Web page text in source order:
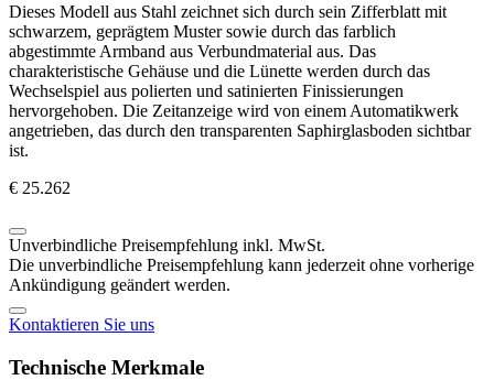
Dieses Modell aus Stahl zeichnet sich durch sein Zifferblatt mit
schwarzem, geprägtem Muster sowie durch das farblich
abgestimmte Armband aus Verbundmaterial aus. Das
charakteristische Gehäuse und die Lünette werden durch das
Wechselspiel aus polierten und satinierten Finissierungen
hervorgehoben. Die Zeitanzeige wird von einem Automatikwerk
angetrieben, das durch den transparenten Saphirglasboden sichtbar
ist.
€ 25.262
Unverbindliche Preisempfehlung inkl. MwSt.
Die unverbindliche Preisempfehlung kann jederzeit ohne vorherige
Ankündigung geändert werden.
Kontaktieren Sie uns
Technische Merkmale